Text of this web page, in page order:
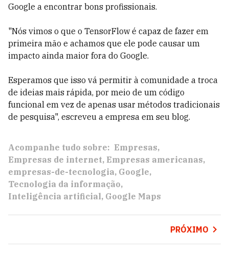
Google a encontrar bons profissionais.
"Nós vimos o que o TensorFlow é capaz de fazer em
primeira mão e achamos que ele pode causar um
impacto ainda maior fora do Google.
Esperamos que isso vá permitir à comunidade a troca
de ideias mais rápida, por meio de um código
funcional em vez de apenas usar métodos tradicionais
de pesquisa", escreveu a empresa em seu blog.
Acompanhe tudo sobre: Empresas
Empresas de internet Empresas americanas
empresas-de-tecnologia Google
Tecnologia da informação
Inteligência artificial Google Maps
PRÓXIMO